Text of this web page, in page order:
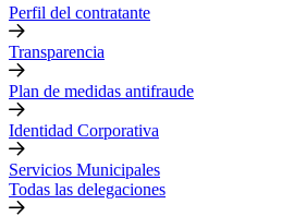
Perfil del contratante
Transparencia
Plan de medidas antifraude
Identidad Corporativa
Servicios Municipales
Todas las delegaciones